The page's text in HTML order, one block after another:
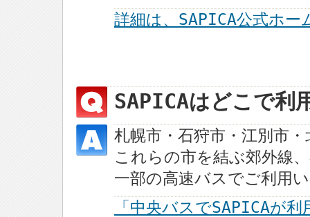
詳細は、SAPICA公式ホ
SAPICAはどこで利
札幌市・石狩市・江別市
これらの市を結ぶ郊外線
一部の高速バスでご利用
「中央バスでSAPICAが